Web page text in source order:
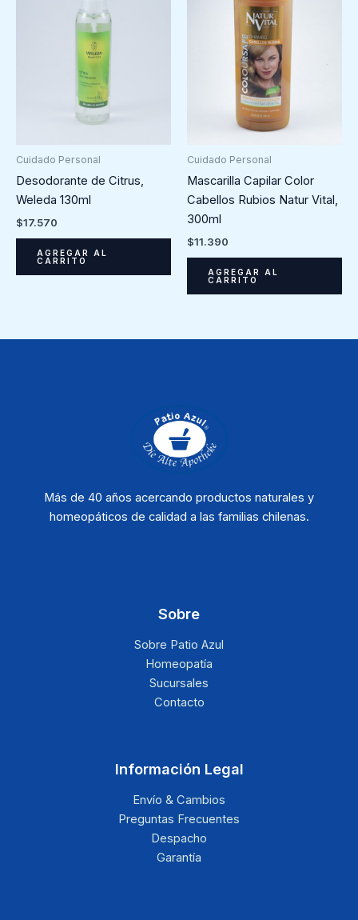
Cuidado Personal
Desodorante de Citrus,
Weleda 130ml
$17.570
AGREGAR AL
CARRITO
Cuidado Personal
Mascarilla Capilar Color
Cabellos Rubios Natur Vital,
300ml
$11.390
AGREGAR AL
CARRITO
Más de 40 años acercando productos naturales y
homeopáticos de calidad a las familias chilenas.
Sobre
Sobre Patio Azul
Homeopatía
Sucursales
Contacto
Información Legal
Envío & Cambios
Preguntas Frecuentes
Despacho
Garantía